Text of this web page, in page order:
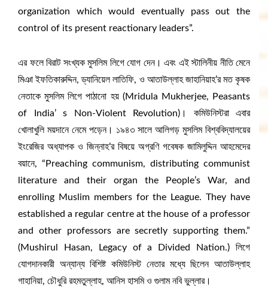
organization which would eventually pass out the
control of its present reactionary leaders”.
এর ফলে বিরাট সংখ্যক মুসলিম লিগে যোগ দেন। এবং এই স্টালিনীয় নীতি মেনে
মিঞা ইফতিকারুদ্দিন, ড্যানিয়েল লাতিফি, ও আতাউল্লাহ জাহানিয়াহ’র মত কৃষক
নেতাকে মুসলিম লিগে পাঠানো হয় (Mridula Mukherjee, Peasants
of India’ s Non-Violent Revolution)। কমিউনিস্টরা এবার
খোলাখুলি ময়দানে নেমে পড়েন। ১৯৪৩ সালে আলিগড় মুসলিম বিশ্ববিদ্যালয়ের
ইংরেজির অধ্যাপক ও জিন্নাহ’র বিষয়ে অগ্রণি গবেষক জামিলুদ্দিন আহমেদের
বয়ানে, “Preaching communism, distributing communist
literature and their organ the People’s War, and
enrolling Muslim members for the League. They have
established a regular centre at the house of a professor
and other professors are secretly supporting them.”
(Mushirul Hasan, Legacy of a Divided Nation.) লিগে
যোগদানকারী অন্যান্য বিশিষ্ট কমিউনিস্ট নেতার মধ্যে ছিলেন আতাউল্লাহ
গাহানিয়া, চৌধুরি রহমতুল্লাহ, আনিস হাসমি ও গুলাম নবি ভুল্লার।